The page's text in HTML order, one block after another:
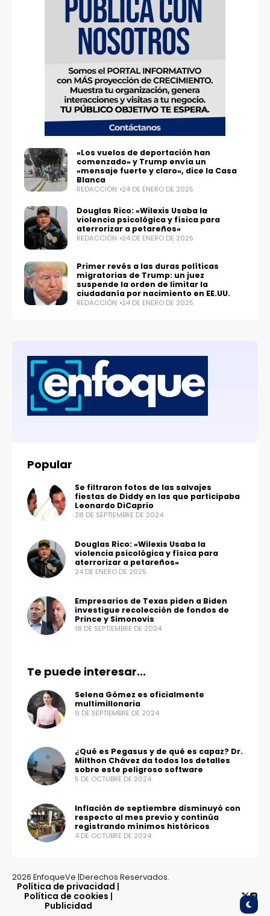
«Los vuelos de deportación han
comenzado» y Trump envía un
«mensaje fuerte y claro», dice la Casa
Blanca
REDACCIÓN 24 DE ENERO DE 2025
Douglas Rico: «Wilexis Usaba la
violencia psicológica y física para
aterrorizar a petareños»
REDACCIÓN 24 DE ENERO DE 2025
Primer revés a las duras políticas
migratorias de Trump: un juez
suspende la orden de limitar la
ciudadanía por nacimiento en EE.UU.
REDACCIÓN 24 DE ENERO DE 2025
Popular
Se filtraron fotos de las salvajes
fiestas de Diddy en las que participaba
Leonardo DiCaprio
28 DE SEPTIEMBRE DE 2024
Douglas Rico: «Wilexis Usaba la
violencia psicológica y física para
aterrorizar a petareños»
24 DE ENERO DE 2025
Empresarios de Texas piden a Biden
investigue recolección de fondos de
Prince y Simonovis
18 DE SEPTIEMBRE DE 2024
Te puede interesar...
Selena Gómez es oficialmente
multimillonaria
9 DE SEPTIEMBRE DE 2024
¿Qué es Pegasus y de qué es capaz? Dr.
Milthon Chávez da todos los detalles
sobre este peligroso software
5 DE OCTUBRE DE 2024
Inflación de septiembre disminuyó con
respecto al mes previo y continúa
registrando mínimos históricos
4 DE OCTUBRE DE 2024
2026 EnfoqueVe |Derechos Reservados.
Política de privacidad |
Política de cookies |
Publicidad